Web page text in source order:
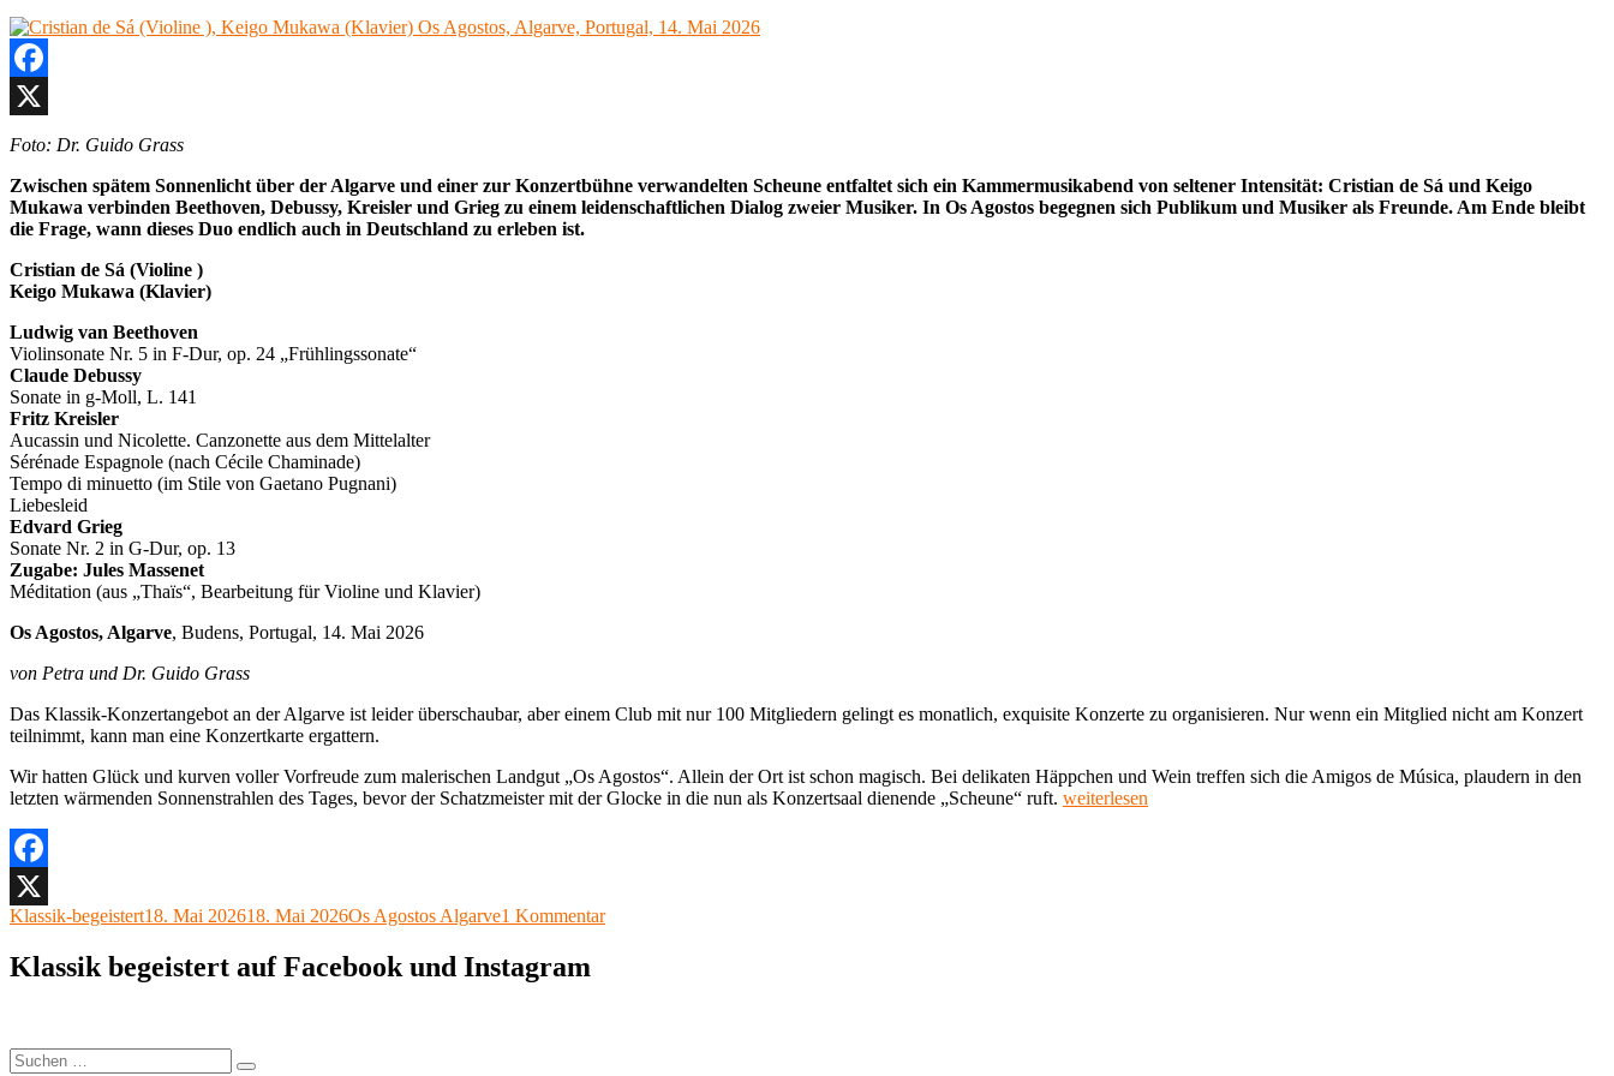
Facebook
X
Foto: Dr. Guido Grass
Zwischen spätem Sonnenlicht über der Algarve und einer zur Konzertbühne verwandelten Scheune entfaltet sich ein Kammermusikabend von seltener Intensität: Cristian de Sá und Keigo
Mukawa verbinden Beethoven, Debussy, Kreisler und Grieg zu einem leidenschaftlichen Dialog zweier Musiker. In Os Agostos begegnen sich Publikum und Musiker als Freunde. Am Ende bleibt
die Frage, wann dieses Duo endlich auch in Deutschland zu erleben ist.
Cristian de Sá (Violine )
Keigo Mukawa (Klavier)
Ludwig van Beethoven
Violinsonate Nr. 5 in F-Dur, op. 24 „Frühlingssonate“
Claude Debussy
Sonate in g-Moll, L. 141
Fritz Kreisler
Aucassin und Nicolette. Canzonette aus dem Mittelalter
Sérénade Espagnole (nach Cécile Chaminade)
Tempo di minuetto (im Stile von Gaetano Pugnani)
Liebesleid
Edvard Grieg
Sonate Nr. 2 in G-Dur, op. 13
Zugabe: Jules Massenet
Méditation (aus „Thaïs“, Bearbeitung für Violine und Klavier)
Os Agostos, Algarve, Budens, Portugal, 14. Mai 2026
von Petra und Dr. Guido Grass
Das Klassik-Konzertangebot an der Algarve ist leider überschaubar, aber einem Club mit nur 100 Mitgliedern gelingt es monatlich, exquisite Konzerte zu organisieren. Nur wenn ein Mitglied nicht am Konzert
teilnimmt, kann man eine Konzertkarte ergattern.
Wir hatten Glück und kurven voller Vorfreude zum malerischen Landgut „Os Agostos“. Allein der Ort ist schon magisch. Bei delikaten Häppchen und Wein treffen sich die Amigos de Música, plaudern in den
letzten wärmenden Sonnenstrahlen des Tages, bevor der Schatzmeister mit der Glocke in die nun als Konzertsaal dienende „Scheune“ ruft. „Cristian
weiterlesen
Facebook
X
Autor
Klassik-begeistertVeröffentlicht
18. Mai 202618. Mai 2026Kategorien
Os Agostos Algarve1 Kommentarzu
Klassik begeistert auf Facebook und Instagram
Suchen